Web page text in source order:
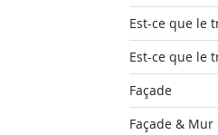
Est-ce que le
Est-ce que le
Façade
Façade & Mur